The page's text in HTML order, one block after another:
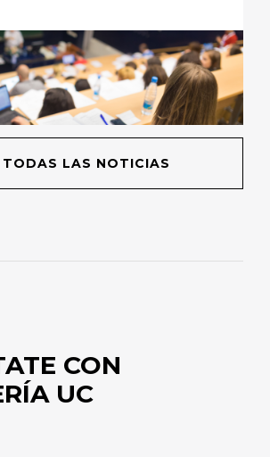
TODAS LAS NOTICIAS
CON
UC